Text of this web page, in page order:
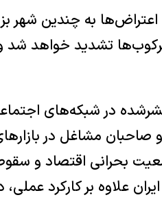
به چندین شهر
تشدید خواهد شد
در شبکه‌های
و صاحبان مشاغل در
بحرانی اقتصاد و
علاوه بر کارکرد